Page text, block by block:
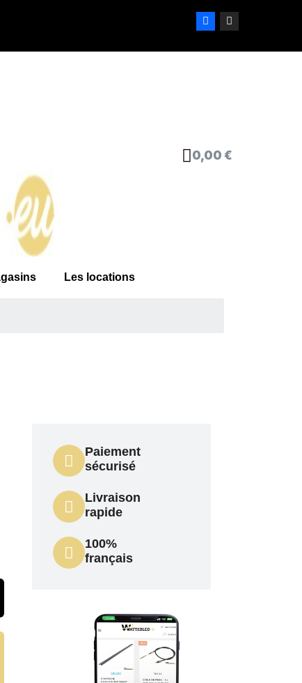
0,00 €
Les locations
Paiement
sécurisé
Livraison
rapide
100%
français